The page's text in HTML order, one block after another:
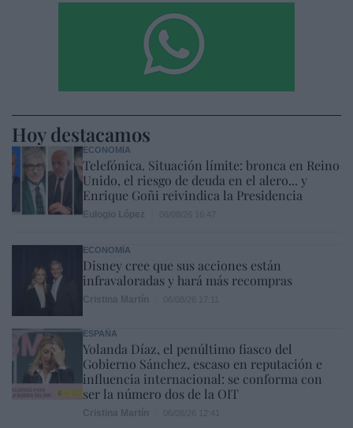
Hoy destacamos
ECONOMÍA
Telefónica. Situación límite: bronca en Reino
Unido, el riesgo de deuda en el alero... y
Enrique Goñi reivindica la Presidencia
ECONOMÍA
Disney cree que sus acciones están
infravaloradas y hará más recompras
ESPAÑA
Yolanda Díaz, el penúltimo fiasco del
Gobierno Sánchez, escaso en reputación e
influencia internacional: se conforma con
ser la número dos de la OIT